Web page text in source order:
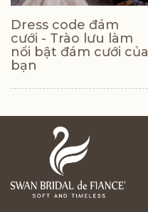
Dress code đám
cưới - Trào lưu làm
nổi bật đám cưới của
bạn